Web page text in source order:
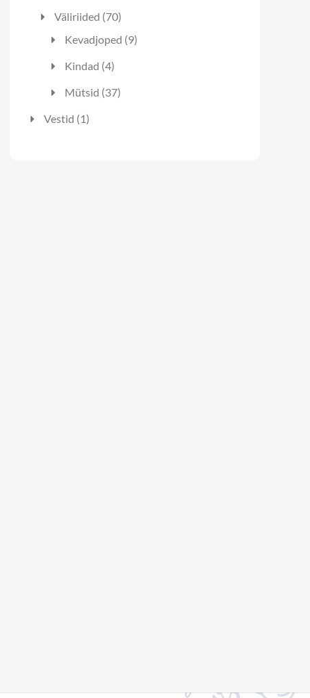
Väliriided 7070
toodet
Kevadjoped 99
Kindad 44
Mütsid 3737
Vestid 11